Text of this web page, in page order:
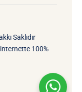
Saklıdır
100%